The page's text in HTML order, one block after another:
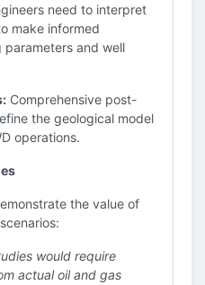
need to interpret
make informed
parameters and well
Comprehensive post-
the geological model
operations.
the value of
would require
actual oil and gas